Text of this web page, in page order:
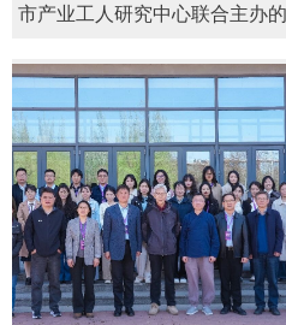
市产业工人研究中心联合主办